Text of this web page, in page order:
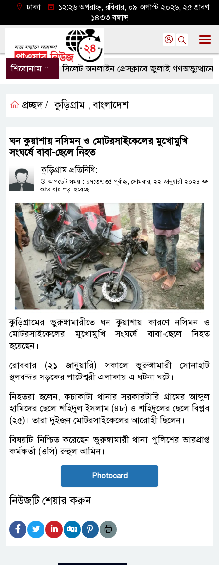
ঢাকা
১২:২৬ অপরাহ্ন, রবিবার, ০৯ অগাস্ট ২০২৬, ২৫ শ্রাবণ
১৪৩৩ বঙ্গাব্দ
শিরোনাম :: সিলেট অনলাইন প্রেসক্লাবে জুলাই গণঅভ্যুত্থানের
প্রচ্ছদ / কুড়িগ্রাম ,বাংলাদেশ
ঘন কুয়াশায় নসিমন ও মোটরসাইকেলের মুখোমুখি
সংঘর্ষে বাবা-ছেলে নিহত
কুড়িগ্রাম প্রতিনিধি:
আপডেট সময় : ০৭:৩৭:৩৫ পূর্বাহ্ন, সোমবার, ২২ জানুয়ারী ২০২৪
৩৫৬ বার পড়া হয়েছে
কুড়িগ্রামের ভুরুঙ্গামারীতে ঘন কুয়াশায় কারণে নসিমন ও
মোটরসাইকেলের মুখোমুখি সংঘর্ষে বাবা-ছেলে নিহত
হয়েছেন।
রোববার (২১ জানুয়ারি) সকালে ভুরুঙ্গামারী সোনাহাট
স্থলবন্দর সড়কের পাটেশ্বরী এলাকায় এ ঘটনা ঘটে।
নিহতরা হলেন, কচাকাটা থানার সরকারটারি গ্রামের আব্দুল
হামিদের ছেলে শহিদুল ইসলাম (৪৮) ও শহিদুলের ছেলে বিপ্লব
(২৫)। তারা দুইজন মোটরসাইকেলের আরোহী ছিলেন।
বিষয়টি নিশ্চিত করেছেন ভুরুঙ্গামারী থানা পুলিশের ভারপ্রাপ্ত
কর্মকর্তা (ওসি) রুহুল আমিন।
Photocard
নিউজটি শেয়ার করুন